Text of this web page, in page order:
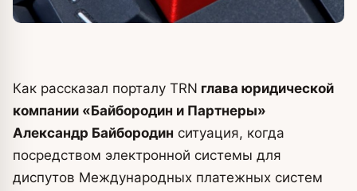
Как рассказал порталу TRN глава юридической
компании «Байбородин и Партнеры»
Александр Байбородин ситуация, когда
посредством электронной системы для
диспутов Международных платежных систем